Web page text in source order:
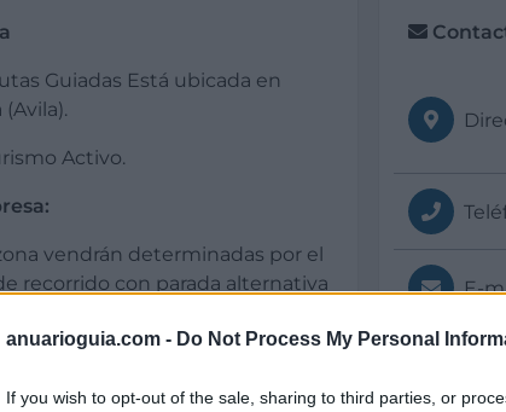
anuarioguia.com - Do Not Process My Personal
If you wish to opt-out of the sale, sharing to third parties, or
Guiadas Está ubicada en
Activo.
vendrán determinadas por el
recorrido con parada alternativa
de conducción fácil y
de guía, coche biplaza
E-